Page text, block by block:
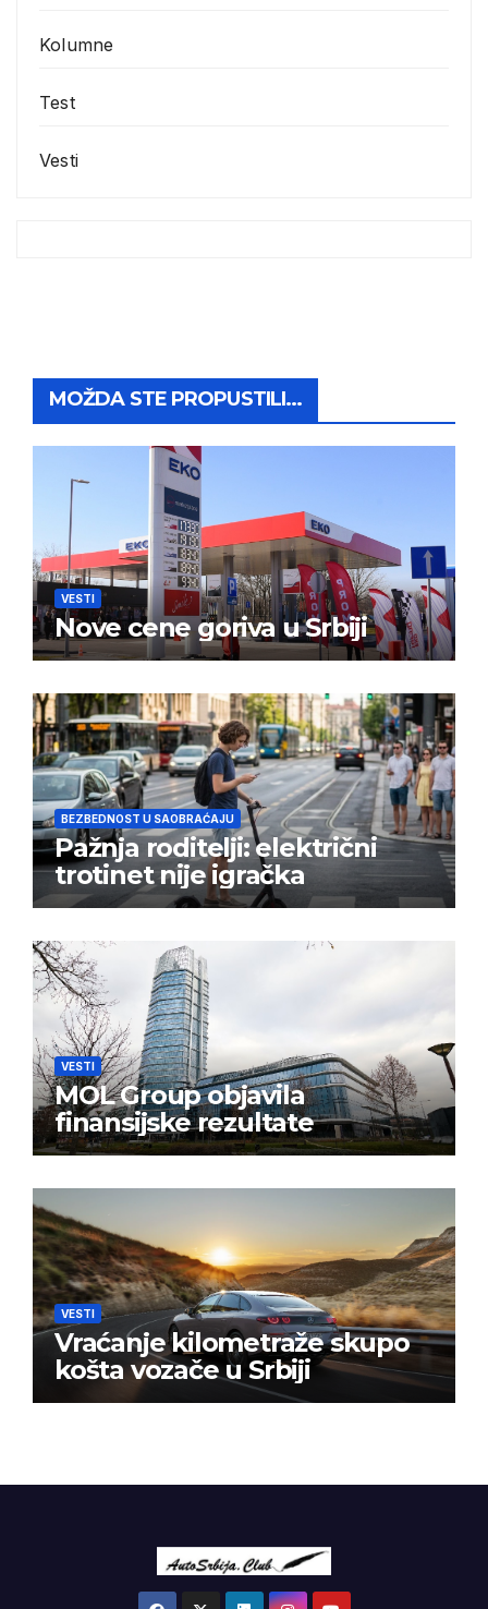
Kolumne
Test
Vesti
MOŽDA STE PROPUSTILI...
VESTI
Nove cene goriva u Srbiji
BEZBEDNOST U SAOBRAĆAJU
Pažnja roditelji: električni
trotinet nije igračka
VESTI
MOL Group objavila
finansijske rezultate
VESTI
Vraćanje kilometraže skupo
košta vozače u Srbiji